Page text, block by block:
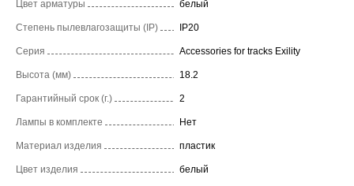
Цвет арматуры белый
Степень пылевлагозащиты (IP) IP20
Серия Accessories for tracks Exility
Высота (мм) 18.2
Гарантийный срок (г.) 2
Лампы в комплекте Нет
Материал изделия пластик
Цвет изделия белый